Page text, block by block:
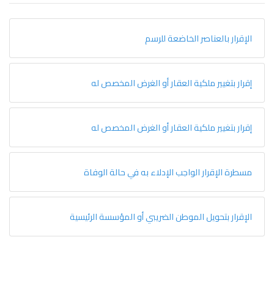
الإقرار بالعناصر الخاضعة للرسم
إقرار بتغيير ملكية العقار أو الغرض المخصص له
إقرار بتغيير ملكية العقار أو الغرض المخصص له
مسطرة الإقرار الواجب الإدلاء به في حالة الوفاة
الإقرار بتحويل الموطن الضريبي أو المؤسسة الرئيسية